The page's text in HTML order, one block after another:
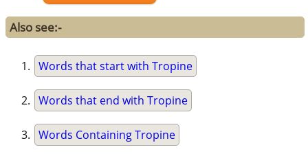
Also see:-
Words that start with Tropine
Words that end with Tropine
Words Containing Tropine